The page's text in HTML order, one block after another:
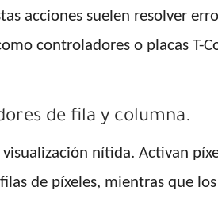
acciones suelen resolver
controladores o placas T-
de fila y columna.
nítida. Activan
de píxeles, mientras que